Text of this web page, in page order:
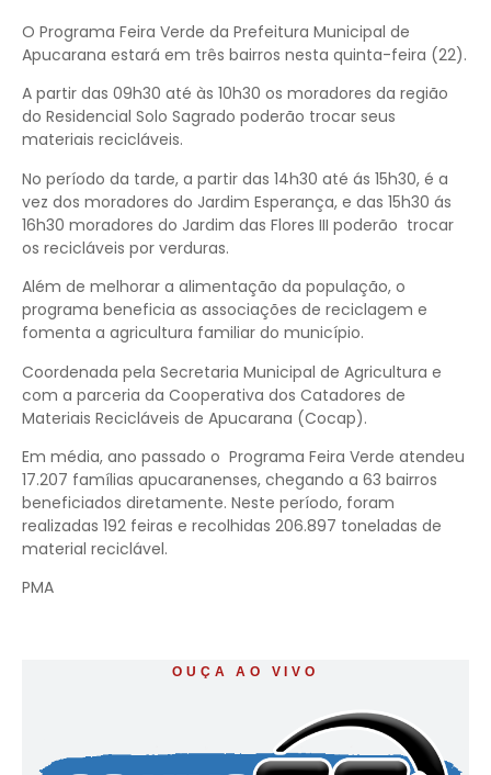
O Programa Feira Verde da Prefeitura Municipal de
Apucarana estará em três bairros nesta quinta-feira (22).
A partir das 09h30 até às 10h30 os moradores da região
do Residencial Solo Sagrado poderão trocar seus
materiais recicláveis.
No período da tarde, a partir das 14h30 até ás 15h30, é a
vez dos moradores do Jardim Esperança, e das 15h30 ás
16h30 moradores do Jardim das Flores III poderão trocar
os recicláveis por verduras.
Além de melhorar a alimentação da população, o
programa beneficia as associações de reciclagem e
fomenta a agricultura familiar do município.
Coordenada pela Secretaria Municipal de Agricultura e
com a parceria da Cooperativa dos Catadores de
Materiais Recicláveis de Apucarana (Cocap).
Em média, ano passado o Programa Feira Verde atendeu
17.207 famílias apucaranenses, chegando a 63 bairros
beneficiados diretamente. Neste período, foram
realizadas 192 feiras e recolhidas 206.897 toneladas de
material reciclável.
PMA
OUÇA AO VIVO